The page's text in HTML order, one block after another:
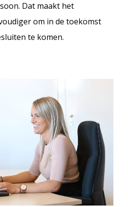
Dat maakt het
om in de toekomst
te komen.